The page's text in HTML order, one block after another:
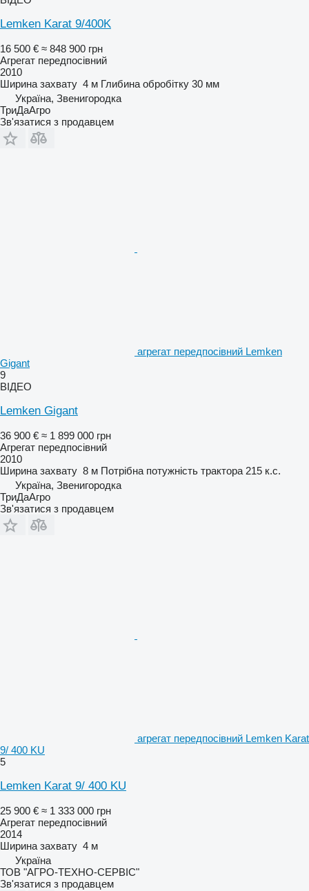
Lemken Karat 9/400K
16 500 € ≈ 848 900 грн
Агрегат передпосівний
2010
Ширина захвату 4 м Глибина обробітку 30 мм
Україна, Звенигородка
ТриДаАгро
Зв'язатися з продавцем
агрегат передпосівний Lemken
Gigant
9
ВІДЕО
Lemken Gigant
36 900 € ≈ 1 899 000 грн
Агрегат передпосівний
2010
Ширина захвату 8 м Потрібна потужність трактора 215 к.с.
Україна, Звенигородка
ТриДаАгро
Зв'язатися з продавцем
агрегат передпосівний Lemken Karat
9/ 400 KU
5
Lemken Karat 9/ 400 KU
25 900 € ≈ 1 333 000 грн
Агрегат передпосівний
2014
Ширина захвату 4 м
Україна
ТОВ "АГРО-ТЕХНО-СЕРВІС"
Зв'язатися з продавцем